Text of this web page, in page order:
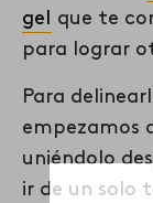
gel que te
para lograr
Para
empezamos
uniéndolo
ir de un solo